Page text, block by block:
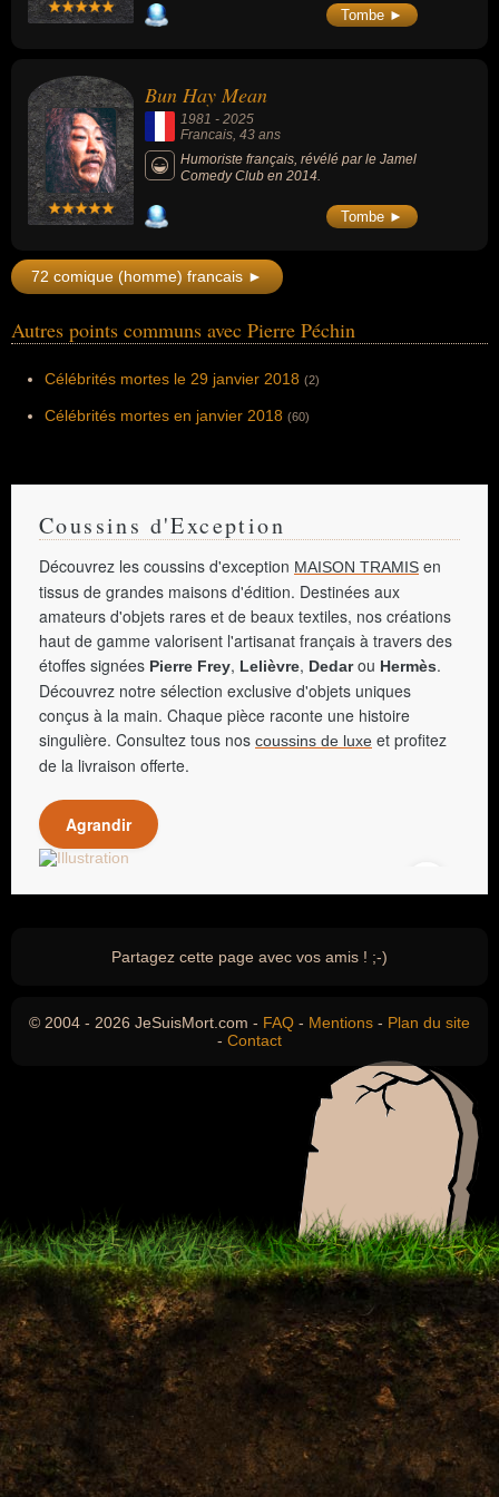
d'aide aux plus pauvres). Mort dans un
accident de moto, les circonstances de sa
Francophonissime (1969-1981) et les Jeux
de 20 heures (1976-1987).
Tombe ►
Bun Hay Mean
1981 - 2025
Francais , 43 ans
Humoriste français, révélé par le Jamel
Comedy Club en 2014.
Tombe ►
72 comique (homme) francais ►
Autres points communs avec Pierre Péchin
Célébrités mortes le 29 janvier 2018 (2)
Célébrités mortes en janvier 2018 (60)
Coussins d'Exception
Découvrez les coussins d'exception MAISON TRAMIS en
tissus de grandes maisons d'édition. Destinées aux
amateurs d'objets rares et de beaux textiles, nos créations
haut de gamme valorisent l'artisanat français à travers des
étoffes signées Pierre Frey, Lelièvre, Dedarou Hermès.
Découvrez notre sélection exclusive d'objets uniques
conçus à la main. Chaque pièce raconte une histoire
singulière. Consultez tous nos coussins de luxe et profitez
de la livraison offerte.
Agrandir
Partagez cette page avec vos amis ! ;-)
© 2004 - 2026 JeSuisMort.com - FAQ - Mentions - Plan du site
- Contact